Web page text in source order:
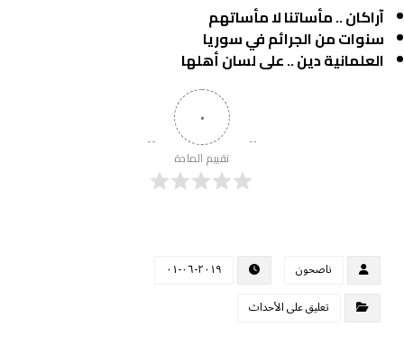
آراكان .. مأساتنا لا مأساتهم
سنوات من الجرائم في سوريا
العلمانية دين .. على لسان أهلها
٠
تقييم المادة
ناصحون
٢٠١٩-٠٦-٠١
تعليق على الأحداث